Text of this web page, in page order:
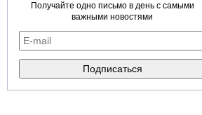
Получайте одно письмо в день с самыми
важными новостями